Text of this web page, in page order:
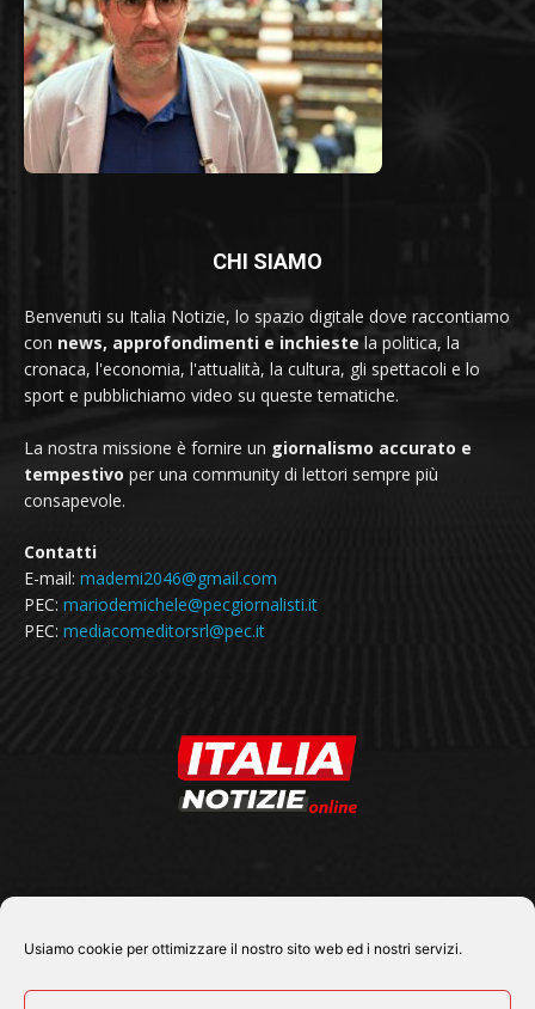
Usiamo cookie per ottimizzare il nostro sito web ed i nostri servizi.
CHI SIAMO
Benvenuti su Italia Notizie, lo spazio digitale dove raccontiamo
con news, approfondimenti e inchieste la politica, la
cronaca, l'economia, l'attualità, la cultura, gli spettacoli e lo
sport e pubblichiamo video su queste tematiche.
La nostra missione è fornire un giornalismo accurato e
tempestivo per una community di lettori sempre più
consapevole.
Contatti
E-mail: mademi2046@gmail.com
PEC: mariodemichele@pecgiornalisti.it
PEC: mediacomeditorsrl@pec.it